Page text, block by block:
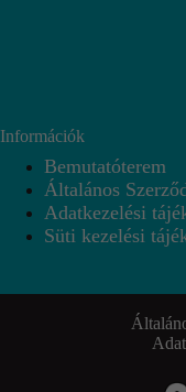
Információk
Bemutatóterem
Általános
Adatkezelési
Süti kezelési